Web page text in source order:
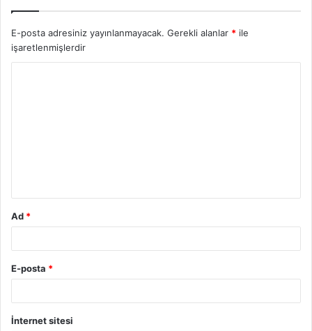
E-posta adresiniz yayınlanmayacak. Gerekli alanlar * ile
işaretlenmişlerdir
Ad *
E-posta *
İnternet sitesi